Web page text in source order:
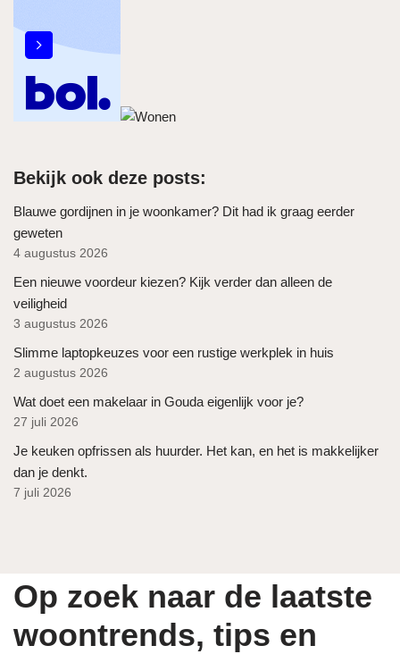
Bekijk ook deze posts:
Blauwe gordijnen in je woonkamer? Dit had ik graag eerder
geweten
4 augustus 2026
Een nieuwe voordeur kiezen? Kijk verder dan alleen de
veiligheid
3 augustus 2026
Slimme laptopkeuzes voor een rustige werkplek in huis
2 augustus 2026
Wat doet een makelaar in Gouda eigenlijk voor je?
27 juli 2026
Je keuken opfrissen als huurder. Het kan, en het is makkelijker
dan je denkt.
7 juli 2026
Op zoek naar de laatste
woontrends, tips en